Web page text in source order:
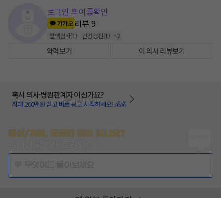
로그인 후 이름확인
카카오 리뷰9
혈액검사(1 ) 건강검진(1 ) +2
약력보기 이 의사 리뷰보기
혹시 의사·병원관계자 이신가요?
최대 200만원 받고 바로 광고 시작하세요! 💰💰
증상/치료, 궁금한 점이 있나요?